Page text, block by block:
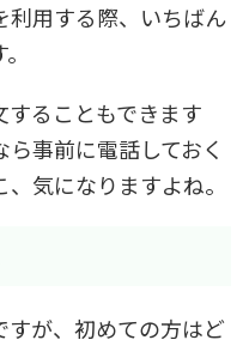
利用する際、いちばん
ることもできます
事前に電話しておく
気になりますよね。
すが、初めての方はど